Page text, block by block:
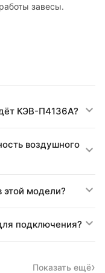
завесы.
КЭВ-П4136A?
воздушного
этой модели?
подключения?
Показать ещё